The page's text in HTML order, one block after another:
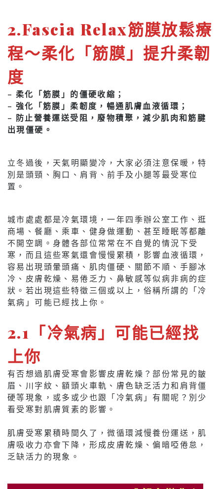
2.Fascia Relax筋膜放鬆療
程～柔化「筋膜」提升柔韌
度
– 柔化「筋膜」的僵硬收縮；
– 強化「筋膜」柔韌度，暢通肌膚血液循環；
– 防止營養運送受阻，廢物積聚，減少肌肉和筋腱
出現僵硬。
立冬過後，天氣明顯變冷，大家必須注意保暖，特
別是頭頸、胸口、肩背、前手及小腿等最受寒位
置。
城市處處都是冷氣環境，一年四季辦公室工作、逛
商場、餐廳、乘車、健身做運動、甚至睡眠等都離
不開空調。身體各部位常常在不自覺的情況下受
寒，而且這些寒氣還會慢慢累積，影響血液循環，
容易出現頭暈頭痛、肌肉僵硬、關節不順、手腳冰
冷、皮膚乾燥、易倦乏力、鼻敏感等似病非病的症
狀。若出現這些特徵三個或以上，俗稱所謂的「冷
氣病」可能已經找上你。
2.1「冷氣病」可能已經找
上你
有否想過肌膚受寒會影響皮膚乾燥？部份常見的皺
眉、川字紋、額頭火車軌、膚色缺乏活力和肩背僵
硬等現象，或多或少也跟「冷氣病」有關呢？別少
看受寒對肌膚質素的影響。
肌膚受寒累積時間久了，微循環減慢養份運送，肌
膚吸收力亦會下降，形成皮膚乾燥、偏暗啞倦怠，
乏缺活力的現象。